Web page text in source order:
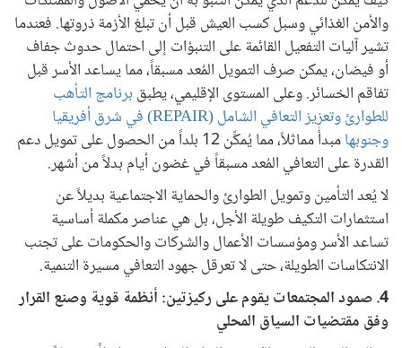
والأمن الغذائي وسبل كسب العيش قبل أن تبلغ الأزمة ذروتها. فعندما
تشير آليات التفعيل القائمة على التنبؤات إلى احتمال حدوث جفاف
أو فيضان، يمكن صرف التمويل المُعد مسبقاً، مما يساعد الأسر قبل
تفاقم الخسائر. وعلى المستوى الإقليمي، يطبق برنامج التأهب
للطوارئ وتعزيز التعافي الشامل (REPAIR) في شرق أفريقيا
وجنوبها
مبدأً مماثلاً، مما يُمكِّن 12 بلداً من الحصول على تمويل دعم
القدرة على التعافي المُعد مسبقاً في غضون أيام بدلاً من أشهر.
لا يُعد التأمين وتمويل الطوارئ والحماية الاجتماعية بديلاً عن
استثمارات التكيف طويلة الأجل، بل هي عناصر مكملة أساسية
تساعد الأسر ومؤسسات الأعمال والشركات والحكومات على تجنب
الانتكاسات الطويلة، حتى لا تعرقل جهود التعافي مسيرة التنمية.
4. صمود المجتمعات يقوم على ركيزتين: أنظمة قوية وصنع القرار
وفق مقتضيات السياق المحلي